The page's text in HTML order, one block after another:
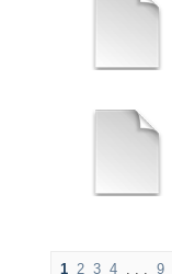
1 2 3 4 . . . 9